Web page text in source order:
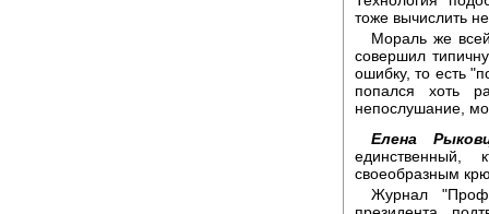
тоже вычислить
Мораль же
совершил
ошибку, то есть
попался хоть
непослушание,
Елена
единственный,
своеобразным
Журнал